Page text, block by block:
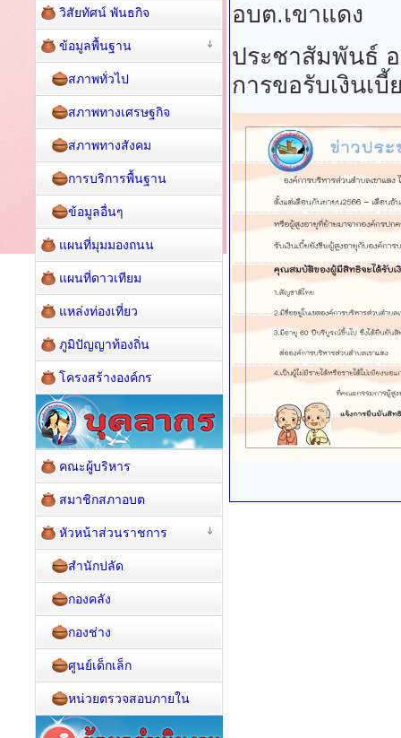
อบต.เขาแดง
ประชาสัมพันธ์
การขอรับเงินเ
วิสัยทัศน์ พันธกิจ
ข้อมูลพื้นฐาน
สภาพทั่วไป
สภาพทางเศรษฐกิจ
สภาพทางสังคม
การบริการพื้นฐาน
ข้อมูลอื่นๆ
แผนที่มุมมองถนน
แผนที่ดาวเทียม
แหล่งท่องเที่ยว
ภูมิปัญญาท้องถิ่น
โครงสร้างองค์กร
คณะผู้บริหาร
สมาชิกสภาอบต
หัวหน้าส่วนราชการ
สำนักปลัด
กองคลัง
กองช่าง
ศูนย์เด็กเล็ก
หน่วยตรวจสอบภายใน